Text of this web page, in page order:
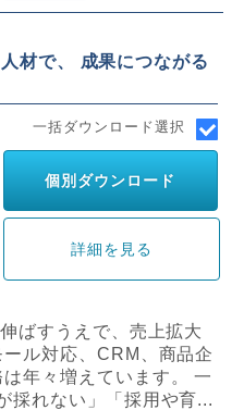
材で、 成果につながる
一括ダウンロード選択
個別ダウンロード
詳細を見る
ばすうえで、売上拡大
ル対応、CRM、商品企
年々増えています。 一
採れない」「採用や育...